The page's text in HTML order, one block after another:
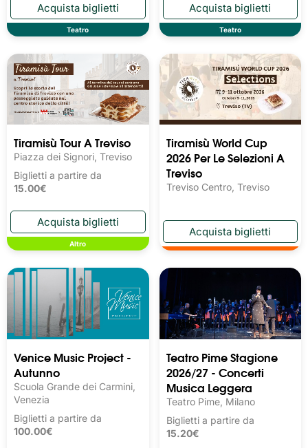
Teatro Teatro
Tiramisù Tour A Treviso
Piazza dei Signori, Treviso
Biglietti a partire da
15.00€
Altro
Tiramisù World Cup
2026 Per Le Selezioni A
Treviso
Treviso Centro, Treviso
Venice Music Project -
Autunno
Scuola Grande dei Carmini,
Venezia
Biglietti a partire da
100.00€
Teatro Pime Stagione
2026/27 - Concerti
Musica Leggera
Teatro Pime, Milano
Biglietti a partire da
15.20€